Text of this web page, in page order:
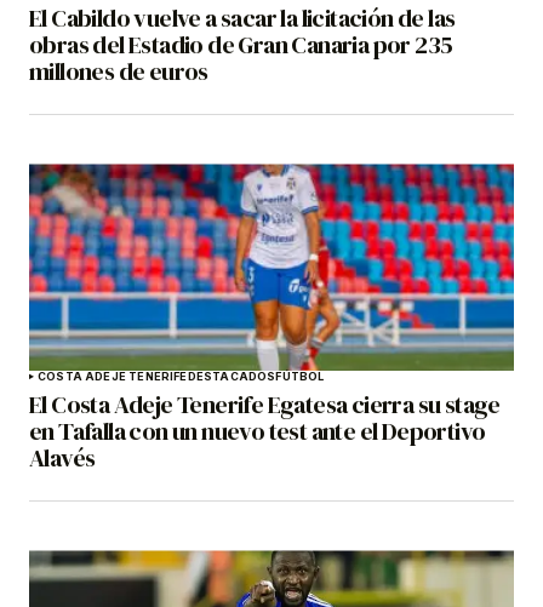
El Cabildo vuelve a sacar la licitación de las
obras del Estadio de Gran Canaria por 235
millones de euros
COSTA ADEJE TENERIFE DESTACADOS FÚTBOL
El Costa Adeje Tenerife Egatesa cierra su stage
en Tafalla con un nuevo test ante el Deportivo
Alavés